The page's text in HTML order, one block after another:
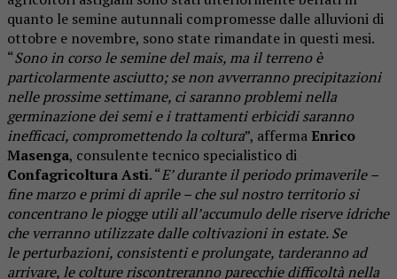
quanto le semine autunnali compromesse dalle alluvioni di
ottobre e novembre, sono state rimandate in questi mesi.
“Sono in corso le semine del mais, ma il terreno è
particolarmente asciutto; se non avverranno precipitazioni
nelle prossime settimane, ci saranno problemi nella
germinazione dei semi e i trattamenti erbicidi saranno
inefficaci, compromettendo la coltura”, afferma Enrico
Masenga, consulente tecnico specialistico di
Confagricoltura Asti. “E’ durante il periodo primaverile –
fine marzo e primi di aprile – che sul nostro territorio si
concentrano le piogge utili all’accumulo delle riserve idriche
che verranno utilizzate dalle coltivazioni in estate. Se
le perturbazioni, consistenti e prolungate, tarderanno ad
arrivare, le colture riscontreranno parecchie difficoltà nella